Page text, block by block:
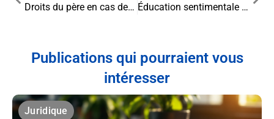
Droits du père en cas de séparation sans jugement : ce qu’il faut savoir
Éducation sentimentale dès 4 ans : la nouvelle frontière de l’école française
Publications qui pourraient vous
intéresser
Juridique